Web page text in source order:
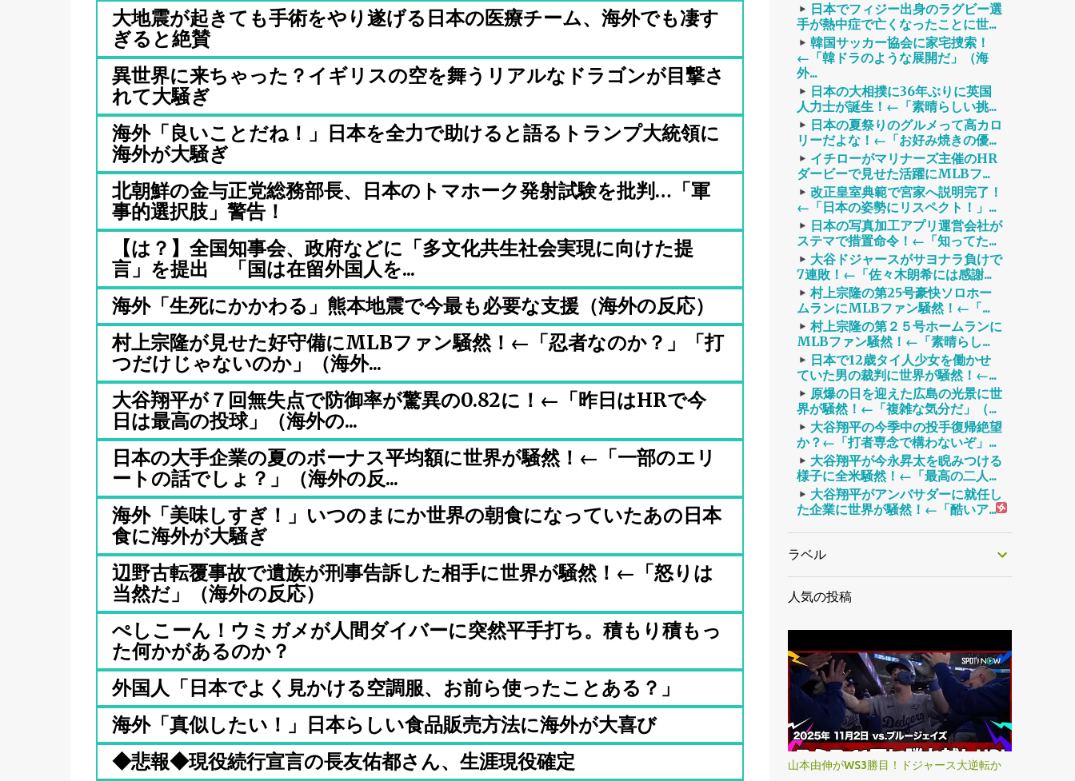
大地震が起きても手術をやり遂げる日本の医療チーム、海外でも凄す
ぎると絶賛
異世界に来ちゃった？イギリスの空を舞うリアルなドラゴンが目撃さ
れて大騒ぎ
海外「良いことだね！」日本を全力で助けると語るトランプ大統領に
海外が大騒ぎ
北朝鮮の金与正党総務部長、日本のトマホーク発射試験を批判…「軍
事的選択肢」警告！
【は？】全国知事会、政府などに「多文化共生社会実現に向けた提
言」を提出 「国は在留外国人を...
海外「生死にかかわる」熊本地震で今最も必要な支援（海外の反応）
村上宗隆が見せた好守備にMLBファン騒然！←「忍者なのか？」「打
つだけじゃないのか」（海外...
大谷翔平が７回無失点で防御率が驚異の0.82に！←「昨日はHRで今
日は最高の投球」（海外の...
日本の大手企業の夏のボーナス平均額に世界が騒然！←「一部のエリ
ートの話でしょ？」（海外の反...
海外「美味しすぎ！」いつのまにか世界の朝食になっていたあの日本
食に海外が大騒ぎ
辺野古転覆事故で遺族が刑事告訴した相手に世界が騒然！←「怒りは
当然だ」（海外の反応）
ぺしこーん！ウミガメが人間ダイバーに突然平手打ち。積もり積もっ
た何かがあるのか？
外国人「日本でよく見かける空調服、お前ら使ったことある？」
海外「真似したい！」日本らしい食品販売方法に海外が大喜び
◆悲報◆現役続行宣言の長友佑都さん、生涯現役確定
日本でフィジー出身のラグビー選
手が熱中症で亡くなったことに世...
韓国サッカー協会に家宅捜索！
←「韓ドラのような展開だ」（海
外...
日本の大相撲に36年ぶりに英国
人力士が誕生！←「素晴らしい挑...
日本の夏祭りのグルメって高カロ
リーだよな！←「お好み焼きの優...
イチローがマリナーズ主催のHR
ダービーで見せた活躍にMLBフ...
改正皇室典範で宮家へ説明完了！
←「日本の姿勢にリスペクト！」...
日本の写真加工アプリ運営会社が
ステマで措置命令！←「知ってた...
大谷ドジャースがサヨナラ負けで
7連敗！←「佐々木朗希には感謝...
村上宗隆の第25号豪快ソロホー
ムランにMLBファン騒然！←「...
村上宗隆の第２５号ホームランに
MLBファン騒然！←「素晴らし...
日本で12歳タイ人少女を働かせ
ていた男の裁判に世界が騒然！←...
原爆の日を迎えた広島の光景に世
界が騒然！←「複雑な気分だ」（...
大谷翔平の今季中の投手復帰絶望
か？←「打者専念で構わないぞ」...
大谷翔平が今永昇太を睨みつける
様子に全米騒然！←「最高の二人...
大谷翔平がアンバサダーに就任し
た企業に世界が騒然！←「酷いア...
ラベル
人気の投稿
山本由伸がWS3勝目！ドジャース大逆転か